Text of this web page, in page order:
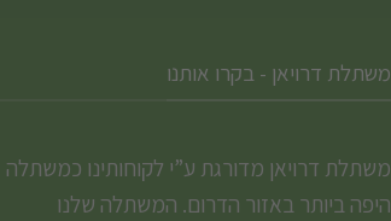
משתלת דרויאן - בקרו אותנו
משתלת דרויאן מדורגת ע”י לקוחותינו כמשתלה
היפה ביותר באזור הדרום. המשתלה שלנו